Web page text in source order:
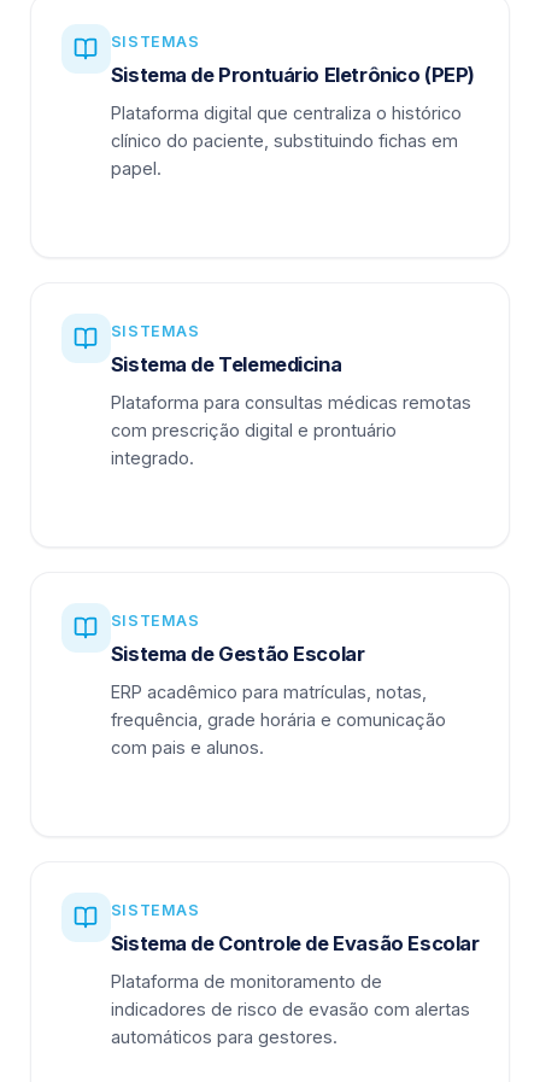
SISTEMAS
Sistema de Prontuário Eletrônico (PEP)
Plataforma digital que centraliza o histórico
clínico do paciente, substituindo fichas em
papel.
SISTEMAS
Sistema de Telemedicina
Plataforma para consultas médicas remotas
com prescrição digital e prontuário
integrado.
SISTEMAS
Sistema de Gestão Escolar
ERP acadêmico para matrículas, notas,
frequência, grade horária e comunicação
com pais e alunos.
SISTEMAS
Sistema de Controle de Evasão Escolar
Plataforma de monitoramento de
indicadores de risco de evasão com alertas
automáticos para gestores.